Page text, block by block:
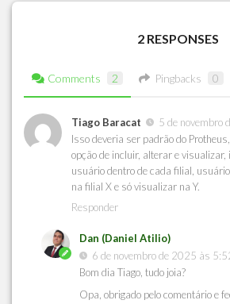
2 RESPONSES
Comments 2 Pingbacks 0
Tiago Baracat
5 de novembro
Isso deveria ser padrão do
opção de incluir, alterar e
usuário dentro de cada filial,
na filial X e só visualizar na Y.
Responder
Dan (Daniel Atilio)
6 de novembro de 2025 às
Bom dia Tiago, tudo joia?
Opa, obrigado pelo comentário e